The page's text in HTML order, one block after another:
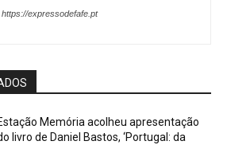
https://expressodefafe.pt
Memória acolheu apresentação
livro de Daniel Bastos, ‘Portugal: da